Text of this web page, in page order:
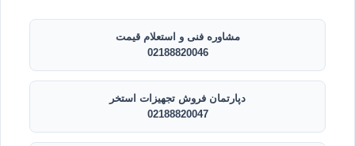
مشاوره فنی و استعلام قیمت
02188820046
دپارتمان فروش تجهیزات استخر
02188820047